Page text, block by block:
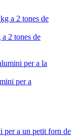
2 tones de
per a